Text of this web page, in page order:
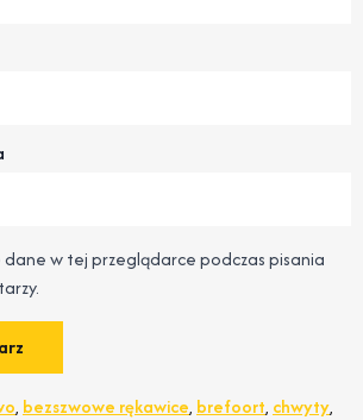
w tej przeglądarce podczas pisania
, bezszwowe rękawice, brefoort, chwyty,